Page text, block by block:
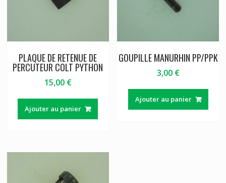
PLAQUE DE RETENUE DE
PERCUTEUR COLT PYTHON
15,00 €
Ajouter au panier
GOUPILLE MANURHIN PP/PPK
3,00 €
Ajouter au panier